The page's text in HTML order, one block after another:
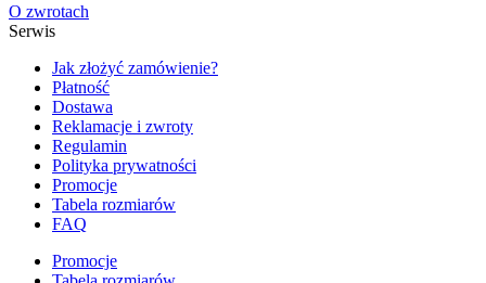
O zwrotach
Serwis
Jak złożyć zamówienie?
Płatność
Dostawa
Reklamacje i zwroty
Regulamin
Polityka prywatności
Promocje
Tabela rozmiarów
FAQ
Promocje